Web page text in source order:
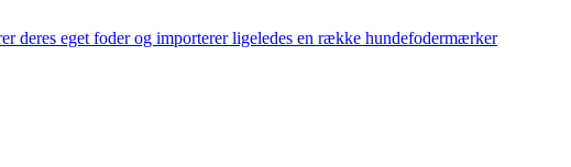
deres eget foder og importerer ligeledes en række hundefodermærker